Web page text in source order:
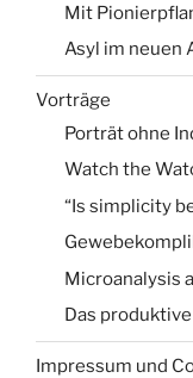
Mit
Asyl im neuen
Vorträge
Porträt ohne
Watch the
“Is simplicity
Microanalysis
Das
Impressum und